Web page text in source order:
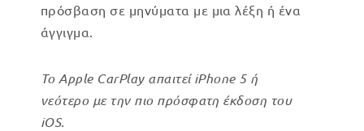
πρόσβαση σε μηνύματα με μια λέξη ή ένα
άγγιγμα.
Το Apple CarPlay απαιτεί iPhone 5 ή
νεότερο με την πιο πρόσφατη έκδοση του
iOS.